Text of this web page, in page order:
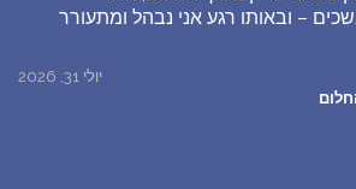
– ובאותו רגע אני נבהל ומתעורר
יולי 31, 2026